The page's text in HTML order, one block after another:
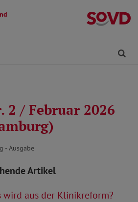
springen
2 / Februar 2026
- Ausgabe
Artikel
wird aus der Klinikreform?